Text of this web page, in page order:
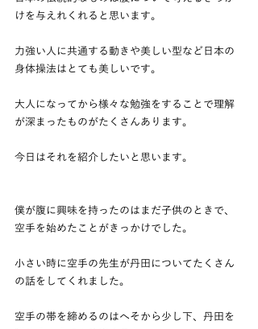
けを与えれくれると思います。
力強い人に共通する動きや美しい型など日本の
身体操法はとても美しいです。
大人になってから様々な勉強をすることで理解
が深まったものがたくさんあります。
今日はそれを紹介したいと思います。
僕が腹に興味を持ったのはまだ子供のときで、
空手を始めたことがきっかけでした。
小さい時に空手の先生が丹田についてたくさん
の話をしてくれました。
空手の帯を締めるのはへそから少し下、丹田を